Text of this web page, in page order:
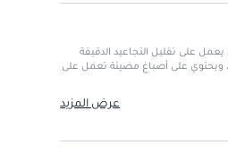
هو كريم مرطب منعش يعمل على تقليل التجاعيد الدقيقة
ويحتوي على أصباغ مضيئة تعمل على
عرض المزيد